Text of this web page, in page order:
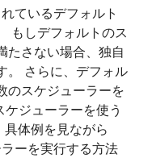
ているデフォルト
もしデフォルトのス
たさない場合、独自
。 さらに、デフォル
のスケジューラーを
ジューラーを使う
体例を見ながら
ーを実行する方法